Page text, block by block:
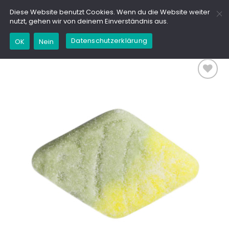
Inhalt
springen
Diese Website benutzt Cookies. Wenn du die Website weiter
nutzt, gehen wir von deinem Einverständnis aus.
OK Nein Datenschutzerklärung